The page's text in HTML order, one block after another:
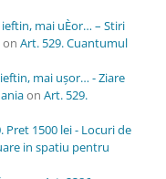
mai uÈor… – Stiri
on Art. 529. Cuantumul
mai ușor… - Ziare
on Art. 529.
Pret 1500 lei - Locuri de
in spatiu pentru